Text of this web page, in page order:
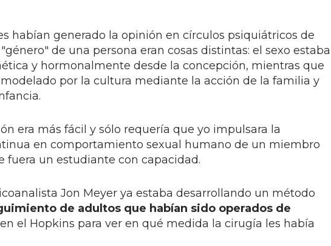
habían generado la opinión en círculos psiquiátricos de
de una persona eran cosas distintas: el sexo estaba
y hormonalmente desde la concepción, mientras que
por la cultura mediante la acción de la familia y
era más fácil y sólo requería que yo impulsara la
en comportamiento sexual humano de un miembro
fuera un estudiante con capacidad.
Jon Meyer ya estaba desarrollando un método
de adultos que habían sido operados de
en el Hopkins para ver en qué medida la cirugía les había